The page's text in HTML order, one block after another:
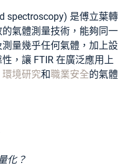
spectroscopy) 是傅立葉轉
氣體測量技術，能夠同一
量幾乎任何氣體，加上設
，讓 FTIR 在廣泛應用上
環境研究和職業安全的氣體
化？